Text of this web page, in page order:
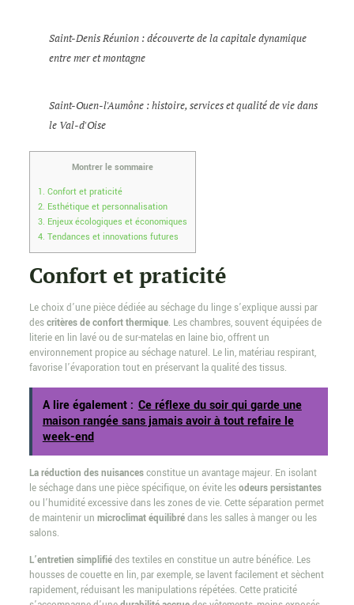
Saint-Denis Réunion : découverte de la capitale dynamique
entre mer et montagne
Saint-Ouen-l'Aumône : histoire, services et qualité de vie dans
le Val-d'Oise
Montrer le sommaire
1. Confort et praticité
2. Esthétique et personnalisation
3. Enjeux écologiques et économiques
4. Tendances et innovations futures
Confort et praticité
Le choix d’une pièce dédiée au séchage du linge s’explique aussi par
descritères de confort thermique. Les chambres, souvent équipées de
literie en lin lavé ou de sur-matelas en laine bio, offrent un
environnement propice au séchage naturel. Le lin, matériau respirant,
favorise l’évaporation tout en préservant la qualité des tissus.
A lire également : Ce réflexe du soir qui garde une
maison rangée sans jamais avoir à tout refaire le
week-end
La réduction des nuisancesconstitue un avantage majeur. En isolant
le séchage dans une pièce spécifique, on évite lesodeurs persistantes
ou l’humidité excessive dans les zones de vie. Cette séparation permet
de maintenir un microclimat équilibrédans les salles à manger ou les
salons.
L’entretien simplifiédes textiles en constitue un autre bénéfice. Les
housses de couette en lin, par exemple, se lavent facilement et sèchent
rapidement, réduisant les manipulations répétées. Cette praticité